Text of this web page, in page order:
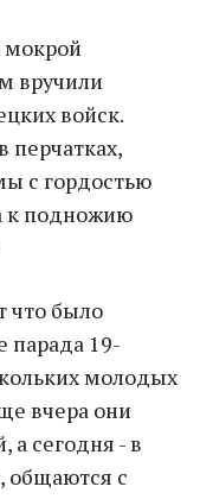
мокрой
вручили
войск.
перчатках,
с гордостью
к подножию
что было
парада 19-
молодых
вчера они
а сегодня - в
общаются с